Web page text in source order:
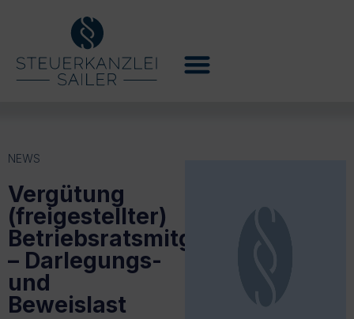
NEWS
Vergütung
(freigestellter)
Betriebsratsmitglieder
– Darlegungs-
und
Beweislast